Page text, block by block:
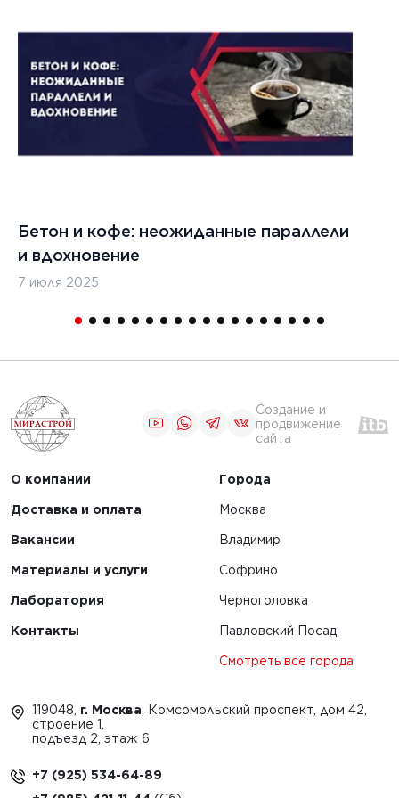
1 2
Бетон и кофе: неожиданные параллели
и вдохновение
7 июля 2025
Создание и
продвижение
сайта
О компании
Доставка и оплата
Вакансии
Материалы и услуги
Лаборатория
Контакты
Города
Москва
Владимир
Софрино
Черноголовка
Павловский Посад
Смотреть все города
119048, г. Москва , Комсомольский проспект, дом 42,
строение 1,
подъезд 2, этаж 6
+7 (925) 534-64-89